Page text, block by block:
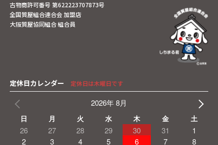
古物商許可番号 第622223707873号
全国質屋組合連合会 加盟店
大阪質屋協同組合 組合員
定休日カレンダー 定休日は木曜日です
2026年 8月
日 月 火 水 木 金 土
26 27 28 29 30 31
1
2
3 4 5 6 7 8